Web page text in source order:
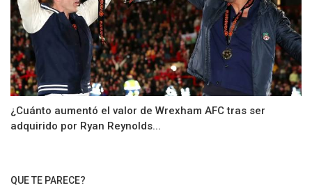
¿Cuánto aumentó el valor de Wrexham AFC tras ser
adquirido por Ryan Reynolds...
QUE TE PARECE?